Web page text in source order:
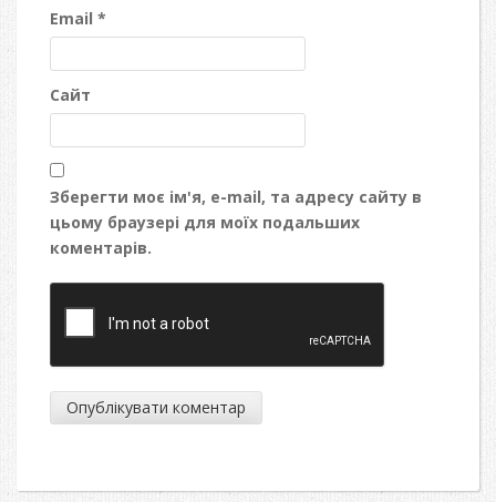
Email *
Сайт
Зберегти моє ім'я, e-mail, та адресу сайту в
цьому браузері для моїх подальших
коментарів.